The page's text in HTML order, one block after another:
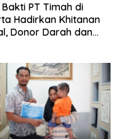
Bakti PT Timah di
Hadirkan Khitanan
Donor Darah dan